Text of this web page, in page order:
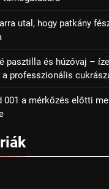
utal, hogy patkány
pasztilla és húzóvaj –
professzionális
001 a mérkőzés előtti